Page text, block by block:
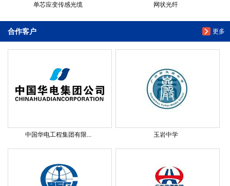
单芯应变传感光缆 网状光纤
更多
合作客户
中国华电工程集团有限... 玉岩中学